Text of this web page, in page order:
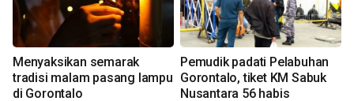
Menyaksikan semarak
tradisi malam pasang lampu
di Gorontalo
Pemudik padati Pelabuhan
Gorontalo, tiket KM Sabuk
Nusantara 56 habis